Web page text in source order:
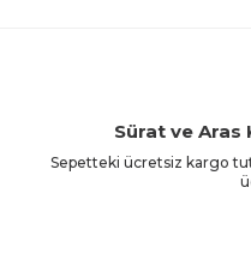
Sürat ve Aras
Sepetteki ücretsiz kargo